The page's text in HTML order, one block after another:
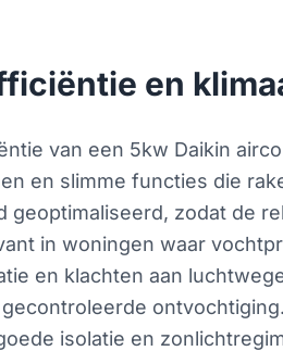
en
van een 5kw Daikin
en slimme functies die
geoptimaliseerd, zodat de
in woningen waar
en klachten aan
isolatie en